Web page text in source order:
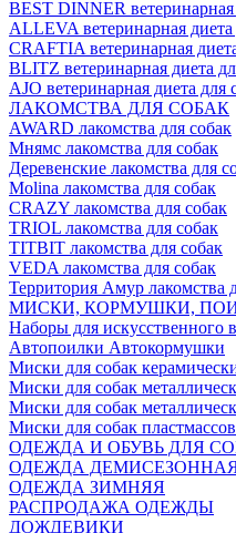
BEST DINNER ветеринарная
ALLEVA ветеринарная диета
CRAFTIA ветеринарная
BLITZ ветеринарная диета
AJO ветеринарная диета для
ЛАКОМСТВА ДЛЯ СОБАК
AWARD лакомства для собак
Мнямс лакомства для собак
Деревенские лакомства для
Molina лакомства для собак
CRAZY лакомства для собак
TRIOL лакомства для собак
TITBIT лакомства для собак
VEDA лакомства для собак
Территория Амур лакомства
МИСКИ, КОРМУШКИ,
Наборы для искусственного
Автопоилки Автокормушки
Миски для собак
Миски для собак
Миски для собак
Миски для собак
ОДЕЖДА И ОБУВЬ ДЛЯ
ОДЕЖДА
ОДЕЖДА ЗИМНЯЯ
РАСПРОДАЖА ОДЕЖДЫ
ДОЖДЕВИКИ